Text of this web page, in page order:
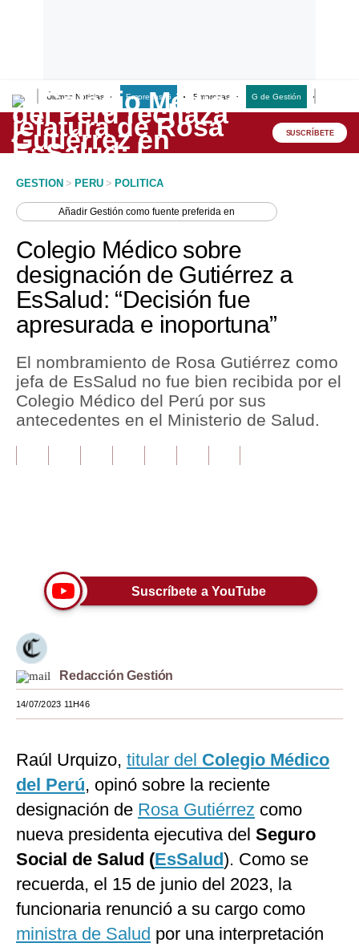
Últimas Noticias Empresas G Empresas G de Gestión
Lo último
Peru Quiosco
Economía
Mercados
Perú
Política
Tu Dinero
Finanzas Personales
Pregunta de hoy
Tendencias
Lujo
Viajes
Mundo
EEUU
España
Internacional
SUSCRÍBETE
GESTION > PERU > POLITICA
AñadirGestión como fuente preferida en
Colegio Médico sobre
designación de Gutiérrez a
EsSalud: “Decisión fue
apresurada e inoportuna”
El nombramiento de Rosa Gutiérrez como
jefa de EsSalud no fue bien recibida por el
Colegio Médico del Perú por sus
antecedentes en el Ministerio de Salud.
Suscríbete a YouTube
Redacción Gestión
14/07/2023 11H46
Raúl Urquizo, titular del Colegio Médico
del Perú, opinó sobre la reciente
designación de Rosa Gutiérrez como
nueva presidenta ejecutiva del Seguro
Social de Salud (EsSalud). Como se
recuerda, el 15 de junio del 2023, la
funcionaria renunció a su cargo como
ministra de Salud por una interpretación